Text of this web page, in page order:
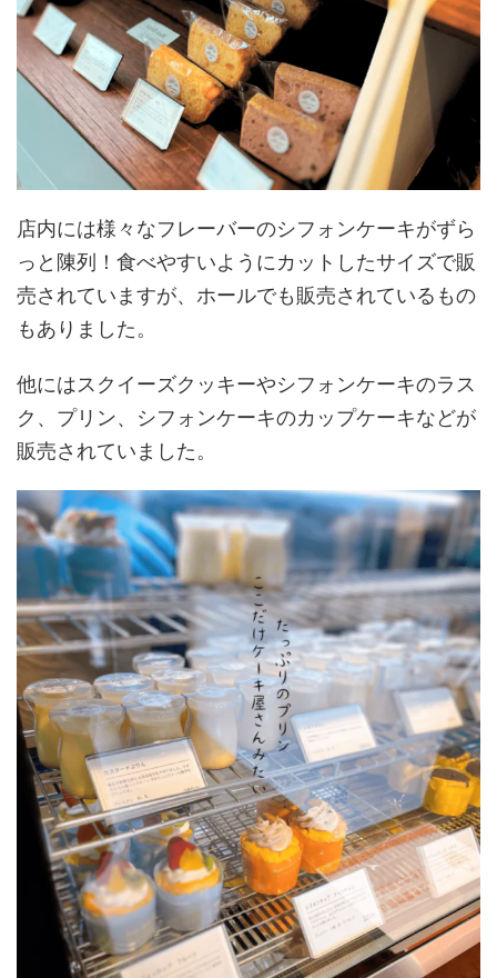
店内には様々なフレーバーのシフォンケーキがずら
っと陳列！食べやすいようにカットしたサイズで販
売されていますが、ホールでも販売されているもの
もありました。
他にはスクイーズクッキーやシフォンケーキのラス
ク、プリン、シフォンケーキのカップケーキなどが
販売されていました。